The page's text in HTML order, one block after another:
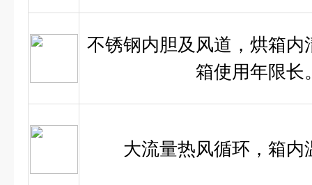
不锈钢内胆及风道，烘箱内
箱使用年限长
大流量热风循环，箱内